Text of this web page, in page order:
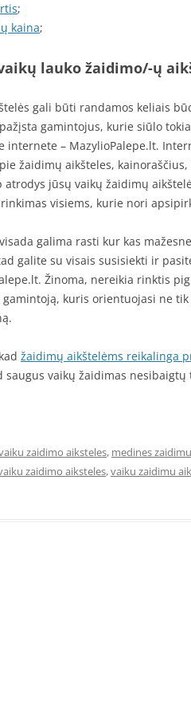
;
kaina;
lauko žaidimo/-ų
gali būti randamos keliais
gamintojus, kurie siūlo
internete – MazylioPalepe.lt.
žaidimų aikšteles,
jūsų vaikų žaidimų
visiems, kurie nori
galima rasti kur kas
galite su visais susisiekti ir
Žinoma, nereikia rinktis
kuris orientuojasi ne
žaidimų aikštelėms reikalinga
saugus vaikų žaidimas nesibaigtų
zaidimo aiksteles, medines
zaidimo aiksteles,vaiku zaidimu